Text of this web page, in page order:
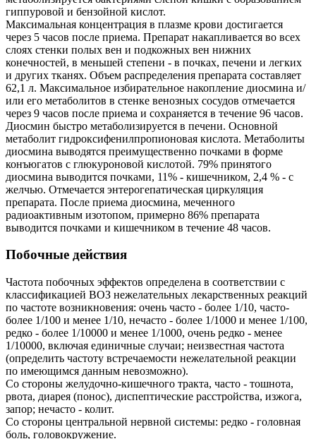
гиппуровой и бензойной кислот.
Максимальная концентрация в плазме крови достигается
через 5 часов после приема. Препарат накапливается во всех
слоях стенки полых вен и подкожных вен нижних
конечностей, в меньшей степени - в почках, печени и легких
и других тканях. Объем распределения препарата составляет
62,1 л. Максимальное избирательное накопление диосмина и/
или его метаболитов в стенке венозных сосудов отмечается
через 9 часов после приема и сохраняется в течение 96 часов.
Диосмин быстро метаболизируется в печени. Основной
метаболит гидроксифенилпропионовая кислота. Метаболиты
диосмина выводятся преимущественно почками в форме
конъюгатов с глюкуроновой кислотой. 79% принятого
диосмина выводится почками, 11% - кишечником, 2,4 % - с
желчью. Отмечается энтерогепатическая циркуляция
препарата. После приема диосмина, меченного
радиоактивным изотопом, примерно 86% препарата
выводится почками и кишечником в течение 48 часов.
Побочные действия
Частота побочных эффектов определена в соответствии с
классификацией ВОЗ нежелательных лекарственных реакций
по частоте возникновения: очень часто - более 1/10, часто-
более 1/100 и менее 1/10, нечасто - более 1/1000 и менее 1/100,
редко - более 1/10000 и менее 1/1000, очень редко - менее
1/10000, включая единичные случаи; неизвестная частота
(определить частоту встречаемости нежелательной реакции
по имеющимся данным невозможно).
Со стороны желудочно-кишечного тракта, часто - тошнота,
рвота, диарея (понос), диспептические расстройства, изжога,
запор; нечасто - колит.
Со стороны центральной нервной системы: редко - головная
боль, головокружение.